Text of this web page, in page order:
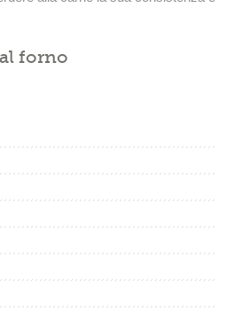
forno